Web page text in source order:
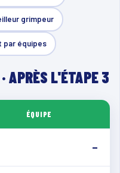
grimpeur
par équipes
APRÈS L'ÉTAPE 3
ÉQUIPE
—